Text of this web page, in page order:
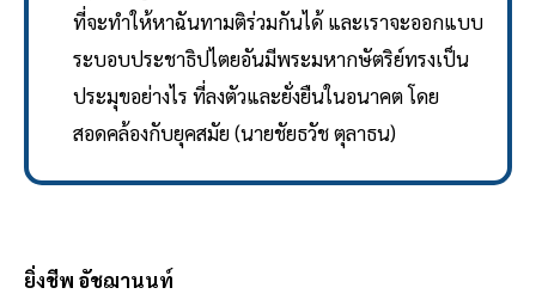
ที่จะทำให้หาฉันทามติร่วมกันได้ และเราจะออกแบบ
ระบอบประชาธิปไตยอันมีพระมหากษัตริย์ทรงเป็น
ประมุขอย่างไร ที่ลงตัวและยั่งยืนในอนาคต โดย
สอดคล้องกับยุคสมัย (นายชัยธวัช ตุลาธน)
ยิ่งชีพ อัชฌานนท์